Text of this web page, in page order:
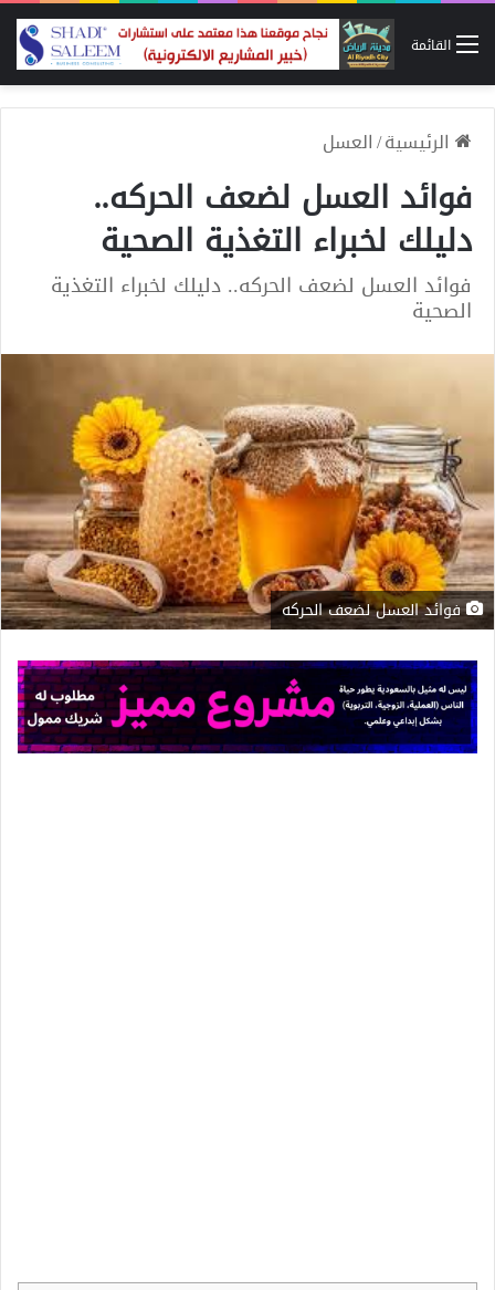
القائمة
الرئيسية/العسل
فوائد العسل لضعف الحركه..
دليلك لخبراء التغذية الصحية
فوائد العسل لضعف الحركه.. دليلك لخبراء التغذية
الصحية
فوائد العسل لضعف الحركه